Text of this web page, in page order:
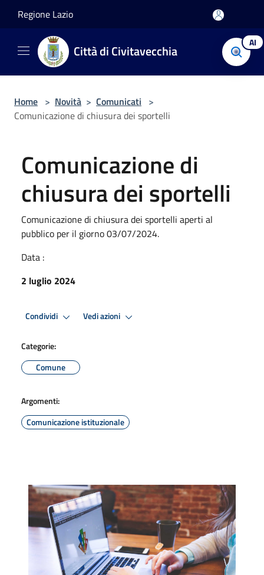
Regione Lazio
Città di Civitavecchia AI
Home > Novità > Comunicati >
Comunicazione di chiusura dei sportelli
Comunicazione di
chiusura dei sportelli
Comunicazione di chiusura dei sportelli aperti al
pubblico per il giorno 03/07/2024.
Data :
2 luglio 2024
Condividi Vedi azioni
Categorie:
Comune
Argomenti:
Comunicazione istituzionale